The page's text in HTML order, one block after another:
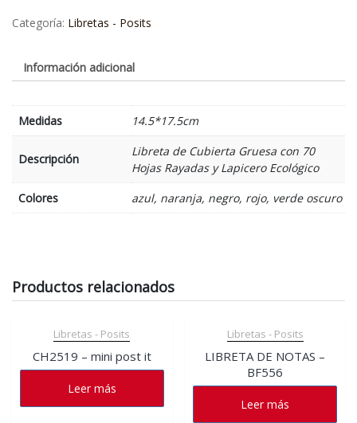
Categoría: Libretas - Posits
Información adicional
Medidas 14.5*17.5cm
Descripción
Libreta de Cubierta Gruesa con 70
Hojas Rayadas y Lapicero Ecológico
Colores
azul, naranja, negro, rojo, verde oscuro
Productos relacionados
Libretas - Posits
CH2519 – mini post it
Leer más
Libretas - Posits
LIBRETA DE NOTAS –
BF556
Leer más